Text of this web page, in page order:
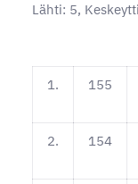
Lähti: 5,
1. 155
2. 154